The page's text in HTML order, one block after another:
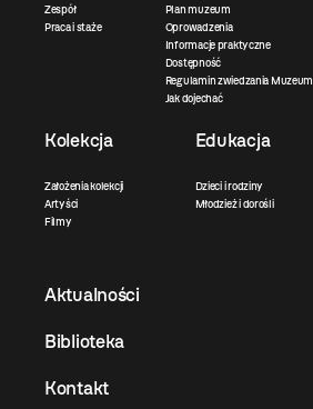
Zespół
Praca i staże
Plan muzeum
Oprowadzenia
Informacje praktyczne
Dostępność
Regulamin zwiedzania Muzeum
Jak dojechać
Kolekcja
Założenia kolekcji
Artyści
Filmy
Edukacja
Dzieci i rodziny
Młodzież i dorośli
Aktualności
Biblioteka
Kontakt